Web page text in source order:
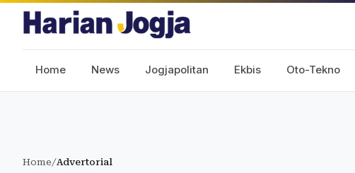
Home News Jogjapolitan Ekbis Oto-Tekno
Home/Advertorial